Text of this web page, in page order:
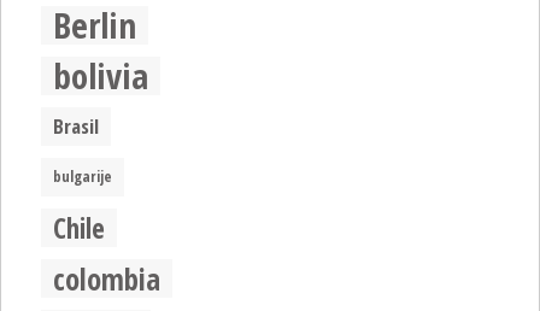
Berlin
bolivia
Brasil
bulgarije
Chile
colombia